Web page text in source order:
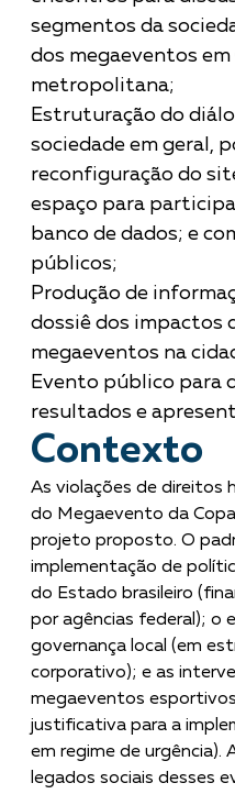
segmentos da
dos megaeventos
metropolitana;
Estruturação do
sociedade em geral,
reconfiguração do
espaço para
banco de dados; e
públicos;
Produção de
dossiê dos impactos
megaeventos na
Evento público para
resultados e
Contexto
As violações de direitos
do Megaevento da
projeto proposto. O
implementação de
do Estado brasileiro
por agências federal); o
governança local (em
corporativo); e as
megaeventos
justificativa para a
em regime de urgência).
legados sociais desses